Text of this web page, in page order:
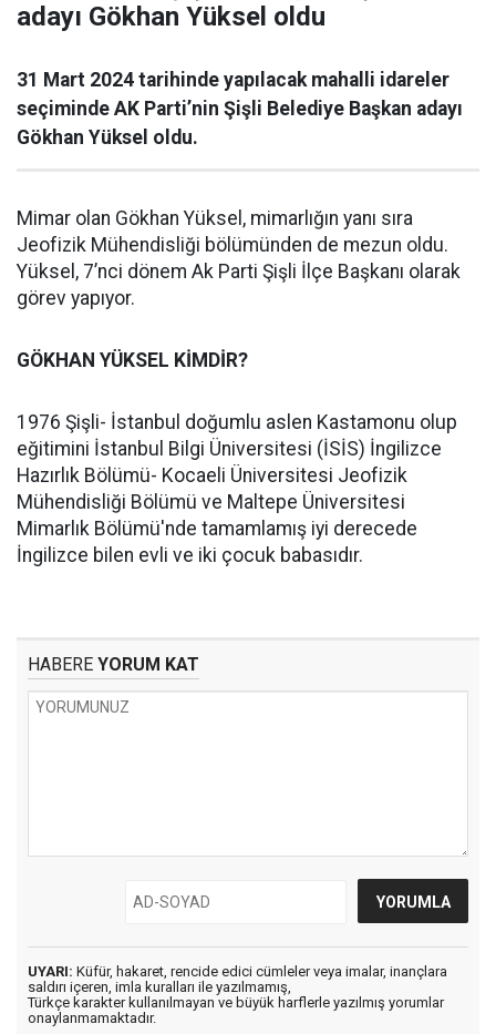
adayı Gökhan Yüksel oldu
31 Mart 2024 tarihinde yapılacak mahalli idareler
seçiminde AK Parti’nin Şişli Belediye Başkan adayı
Gökhan Yüksel oldu.
Mimar olan Gökhan Yüksel, mimarlığın yanı sıra
Jeofizik Mühendisliği bölümünden de mezun oldu.
Yüksel, 7’nci dönem Ak Parti Şişli İlçe Başkanı olarak
görev yapıyor.
GÖKHAN YÜKSEL KİMDİR?
1976 Şişli- İstanbul doğumlu aslen Kastamonu olup
eğitimini İstanbul Bilgi Üniversitesi (İSİS) İngilizce
Hazırlık Bölümü- Kocaeli Üniversitesi Jeofizik
Mühendisliği Bölümü ve Maltepe Üniversitesi
Mimarlık Bölümü'nde tamamlamış iyi derecede
İngilizce bilen evli ve iki çocuk babasıdır.
HABERE YORUM KAT
UYARI: Küfür, hakaret, rencide edici cümleler veya imalar, inançlara
saldırı içeren, imla kuralları ile yazılmamış,
Türkçe karakter kullanılmayan ve büyük harflerle yazılmış yorumlar
onaylanmamaktadır.